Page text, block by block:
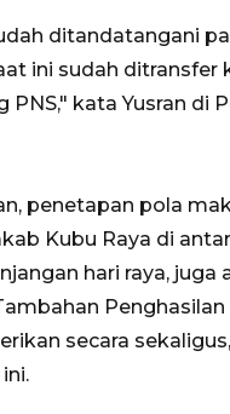
ditandatangani
ini sudah ditransfer
PNS," kata Yusran di
penetapan pola
Kubu Raya di
hari raya, juga
Penghasilan
secara